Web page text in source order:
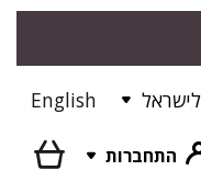
English
התחברות